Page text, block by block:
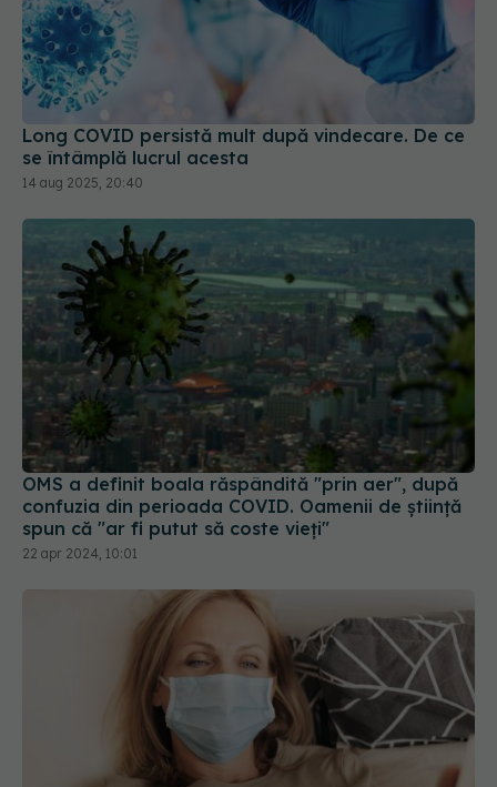
Long COVID persistă mult după vindecare. De ce
se întâmplă lucrul acesta
14 aug 2025, 20:40
OMS a definit boala răspândită "prin aer", după
confuzia din perioada COVID. Oamenii de știință
spun că "ar fi putut să coste vieți"
22 apr 2024, 10:01